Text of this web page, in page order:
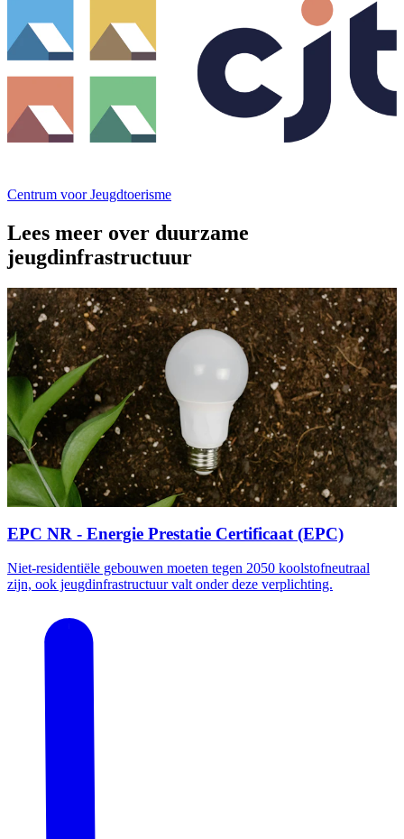
Centrum voor Jeugdtoerisme
Lees meer over duurzame
jeugdinfrastructuur
EPC NR - Energie Prestatie Certificaat (EPC)
Niet-residentiële gebouwen moeten tegen 2050 koolstofneutraal
zijn, ook jeugdinfrastructuur valt onder deze verplichting.